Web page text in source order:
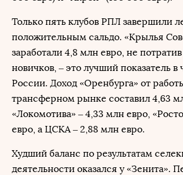
Только пять клубов РПЛ завершили
положительным сальдо. «Крылья
заработали 4,8 млн евро, не
новичков, – это лучший показатель в
России. Доход «Оренбурга» от
трансферном рынке составил 4,63
«Локомотива» – 4,33 млн евро,
евро, а ЦСКА – 2,88 млн евро.
Худший баланс по результатам
деятельности оказался у «Зенита».